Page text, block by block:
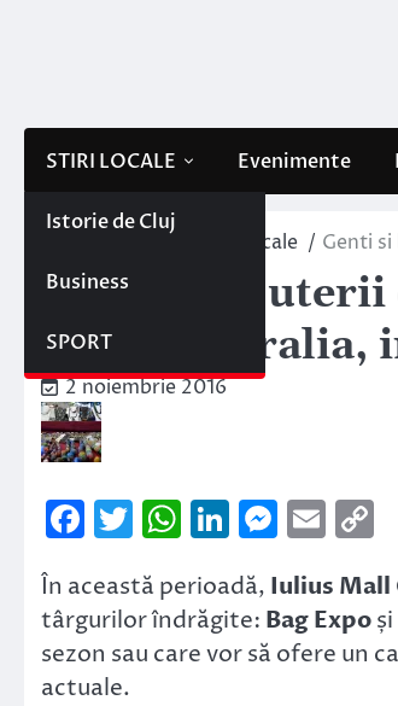
STIRI LOCALE
Istorie de Cluj
Business
SPORT
Evenimente
Evenimente locale Genti si
Genti si bijuterii
Expomineralia,
2 noiembrie 2016
Facebook
Twitter
WhatsApp
LinkedIn
În această perioadă, Iulius Mall
târgurilor îndrăgite: Bag Expoși
sezon sau care vor să ofere un
actuale.